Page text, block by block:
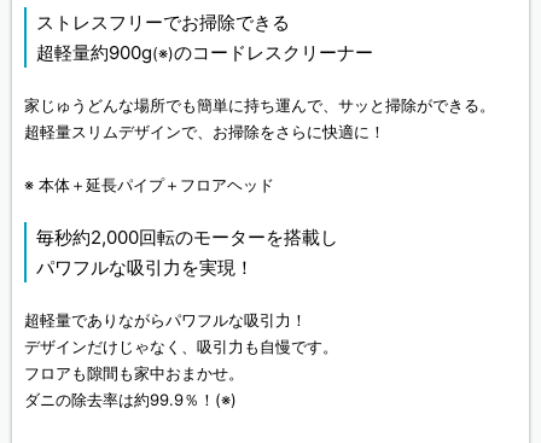
ストレスフリーでお掃除できる
超軽量約900g(※)のコードレスクリーナー
家じゅうどんな場所でも簡単に持ち運んで、サッと掃除ができる。
超軽量スリムデザインで、お掃除をさらに快適に！
※ 本体＋延長パイプ＋フロアヘッド
毎秒約2,000回転のモーターを搭載し
パワフルな吸引力を実現！
超軽量でありながらパワフルな吸引力！
デザインだけじゃなく、吸引力も自慢です。
フロアも隙間も家中おまかせ。
ダニの除去率は約99.9％！(※)